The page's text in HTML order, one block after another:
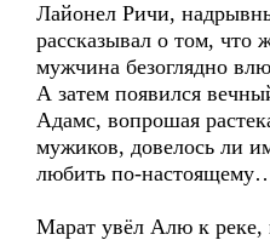
Лайонел Ричи,
рассказывал о том, что
мужчина безоглядно
А затем появился
Адамс, вопрошая
мужиков, довелось ли
любить по-
Марат увёл Алю к реке,